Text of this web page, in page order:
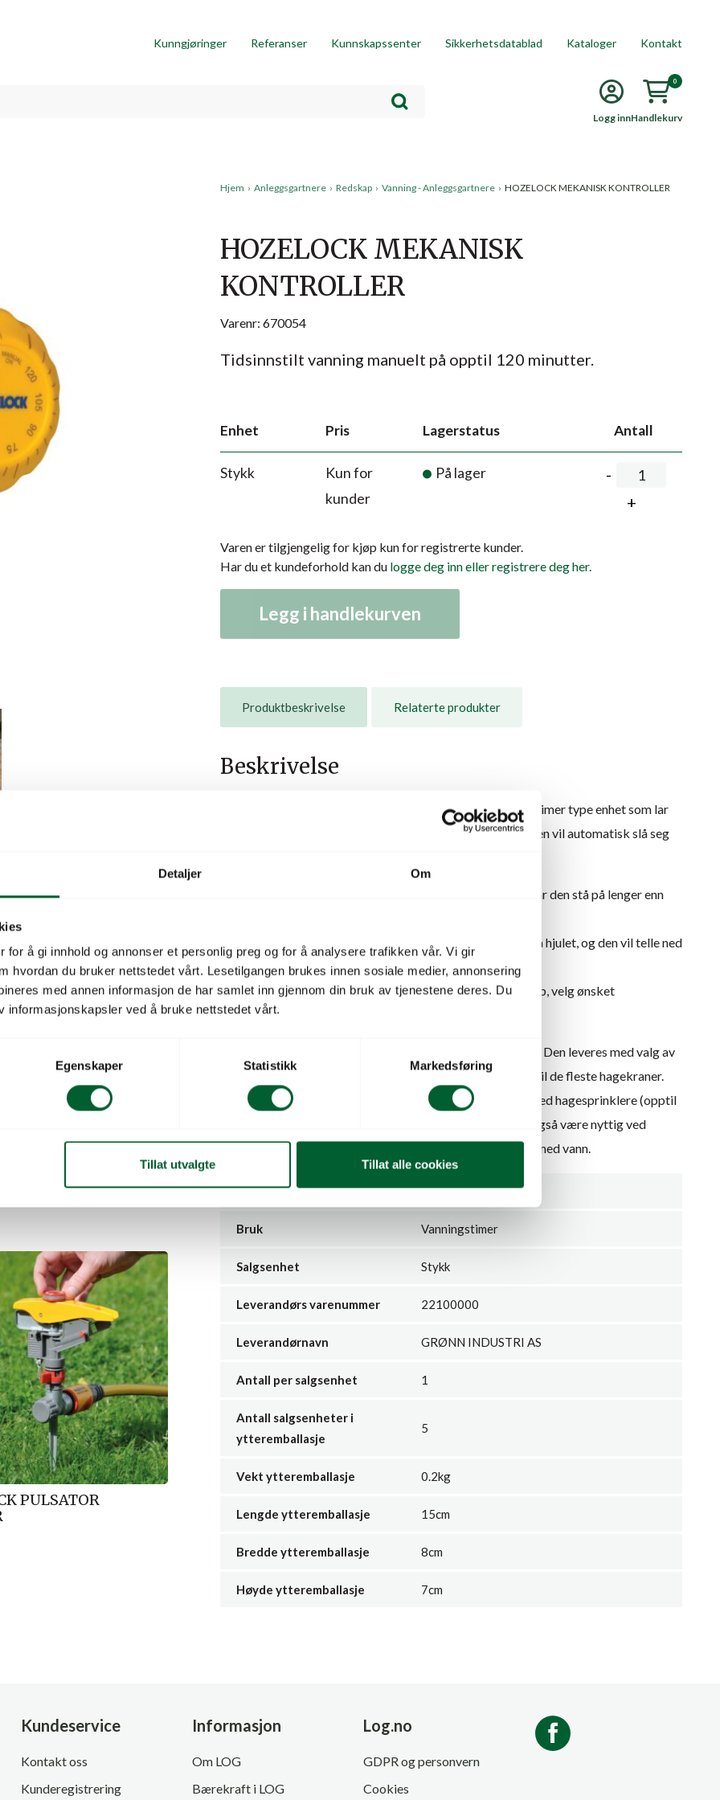
Detaljer Om
for å gi innhold og annonser et personlig preg og for å analysere trafikken vår. Vi gir
hvordan du bruker nettstedet vårt. Lesetilgangen brukes innen sosiale medier, annonsering
med annen informasjon de har samlet inn gjennom din bruk av tjenestene deres. Du
informasjonskapsler ved å bruke nettstedet vårt.
Egenskaper Statistikk Markedsføring
Tillat utvalgte Tillat alle cookies
Kunngjøringer Referanser Kunnskapssenter Sikkerhetsdatablad Kataloger Kontakt
Logg innHandlekurv
0
KRANKOBLING 3/4
PULSATOR
Hjem › Anleggsgartnere › Redskap › Vanning - Anleggsgartnere › HOZELOCK MEKANISK KONTROLLER
HOZELOCK MEKANISK
KONTROLLER
Varenr: 670054
Tidsinnstilt vanning manuelt på opptil 120 minutter.
Enhet Pris Lagerstatus Antall
Stykk
Kun for
kunder
På lager
Varen er tilgjengelig for kjøp kun for registrerte kunder.
Har du et kundeforhold kan du logge deg inn eller registrere deg her.
Legg i handlekurven
Produktbeskrivelse Relaterte produkter
Beskrivelse
HOZELOCK MEKANISK KONTROLLER er en enkel egg-timer type enhet som lar
deg velge en vanningsvarighet på opptil 120 minutter og den vil automatisk slå seg
Ideell for bruk med hagesprinklere – for å forhindre at du lar den stå på lenger enn
Enkel i bruk – Bare vri – Still inn ønsket varighet ved å vri på hjulet, og den vil telle ned
og slå seg av når det er ferdig.
Enkel å installere – Mekanisk kontroller er enkel å sette opp, velg ønsket
vanningsvarighet fra hjulet.
Ingen avanserte programmeringsferdigheter er nødvendig. Den leveres med valg av
21 mm (1/2″) eller 26,5 mm (3/4″ ) adaptere for tilkobling til de fleste hagekraner.
Mekanisk kontroller er en allsidig enhet som kan brukes med hagesprinklere (opptil
10 Bar) eller lavtrykk mikro-irrigasjon (1,5 Bar). Den kan også være nyttig ved
fylling av dammer eller plaskebasseng for å unngå sløsing med vann.
Serie Hozelock
Bruk Vanningstimer
Salgsenhet Stykk
Leverandørs varenummer 22100000
Leverandørnavn GRØNN INDUSTRI AS
Antall per salgsenhet 1
Antall salgsenheter i
ytteremballasje
5
Vekt ytteremballasje 0.2kg
Lengde ytteremballasje 15cm
Bredde ytteremballasje 8cm
Høyde ytteremballasje 7cm
Kundeservice
Kontakt oss
Kunderegistrering
Informasjon
Om LOG
Bærekraft i LOG
Log.no
GDPR og personvern
Cookies